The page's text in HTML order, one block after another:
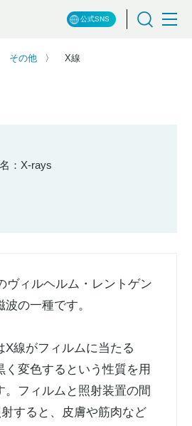
公式SNS
その他 X線
：X‐rays
ヴィルヘルム・レントゲン
の一種です。
X線がフィルムに当たる
く変色するという性質を用
。フィルムと照射装置の間
すると、皮膚や筋肉など